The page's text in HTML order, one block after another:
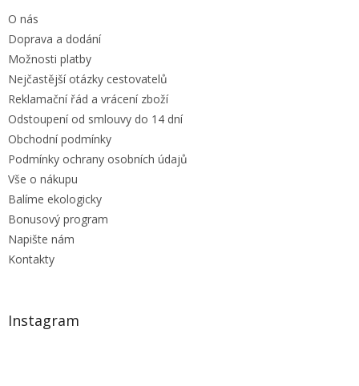
ý
s
O nás
Doprava a dodání
Možnosti platby
Nejčastější otázky cestovatelů
Reklamační řád a vrácení zboží
Odstoupení od smlouvy do 14 dní
Obchodní podmínky
Podmínky ochrany osobních údajů
Vše o nákupu
Balíme ekologicky
Bonusový program
Napište nám
Kontakty
Instagram